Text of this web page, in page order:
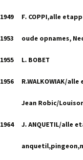
1949 F. COPPI,alle
1953 oude opnames,
1955 L. BOBET
1956 R.WALKOWIAK/
Jean Robic/
1964 J. ANQUETIL/alle